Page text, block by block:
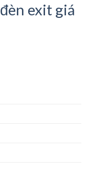
đèn exit giá